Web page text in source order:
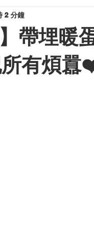
帶埋暖
所有煩
2 分鐘